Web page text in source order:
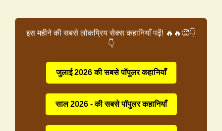
इस महीने की सबसे लोकप्रिय सेक्स कहानियाँ पढ़ें! 🔥🔥🥵👇
👇
जुलाई 2026 की सबसे पॉपुलर कहानियाँ
साल 2026 - की सबसे पॉपुलर कहानियाँ